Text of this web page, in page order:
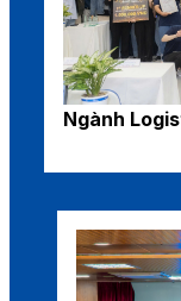
Ngành